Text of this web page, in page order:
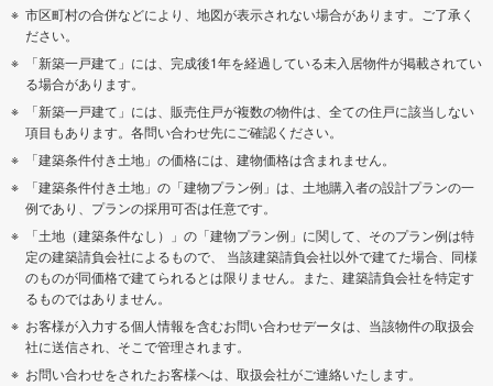
市区町村の合併などにより、地図が表示されない場合があります。ご了承く
ださい。
「新築一戸建て」には、完成後1年を経過している未入居物件が掲載されてい
る場合があります。
「新築一戸建て」には、販売住戸が複数の物件は、全ての住戸に該当しない
項目もあります。各問い合わせ先にご確認ください。
「建築条件付き土地」の価格には、建物価格は含まれません。
「建築条件付き土地」の「建物プラン例」は、土地購入者の設計プランの一
例であり、プランの採用可否は任意です。
「土地（建築条件なし）」の「建物プラン例」に関して、そのプラン例は特
定の建築請負会社によるもので、 当該建築請負会社以外で建てた場合、同様
のものが同価格で建てられるとは限りません。また、建築請負会社を特定す
るものではありません。
お客様が入力する個人情報を含むお問い合わせデータは、当該物件の取扱会
社に送信され、そこで管理されます。
お問い合わせをされたお客様へは、取扱会社がご連絡いたします。